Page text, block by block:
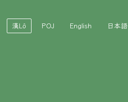
漢Lô POJ English 日本語